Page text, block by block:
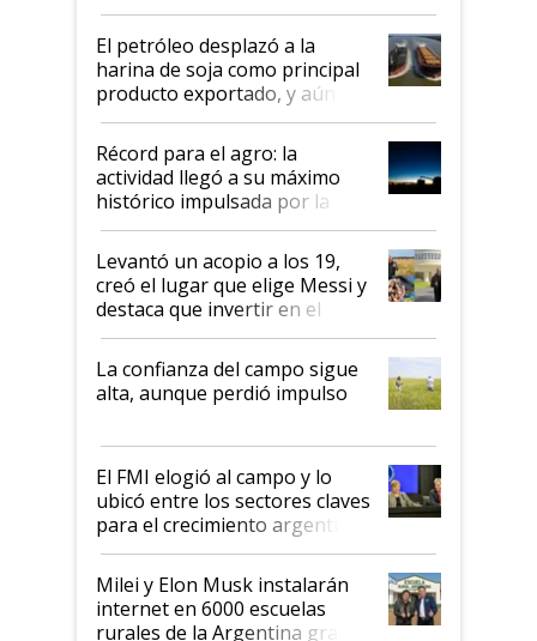
El petróleo desplazó a la
harina de soja como principal
producto exportado, y aún así
el agro aportó casi seis de cada
diez dólares y sostuvo el
liderazgo en un semestre
récord
Récord para el agro: la
actividad llegó a su máximo
histórico impulsada por la
cosecha y las exportaciones
Levantó un acopio a los 19,
creó el lugar que elige Messi y
destaca que invertir en el
kirchnerismo era como "darle
plata a un hijo para droga":
Juan Félix Rossetti, el libertario
que de una dura crisis salió
de Milei
La confianza del campo sigue
alta, aunque perdió impulso
El FMI elogió al campo y lo
ubicó entre los sectores claves
para el crecimiento argentino
Milei y Elon Musk instalarán
internet en 6000 escuelas
rurales de la Argentina gracias